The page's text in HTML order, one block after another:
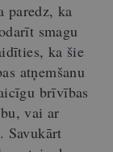
paredz, ka
smagu
ka šie
atņemšanu
brīvības
vai ar
Savukārt